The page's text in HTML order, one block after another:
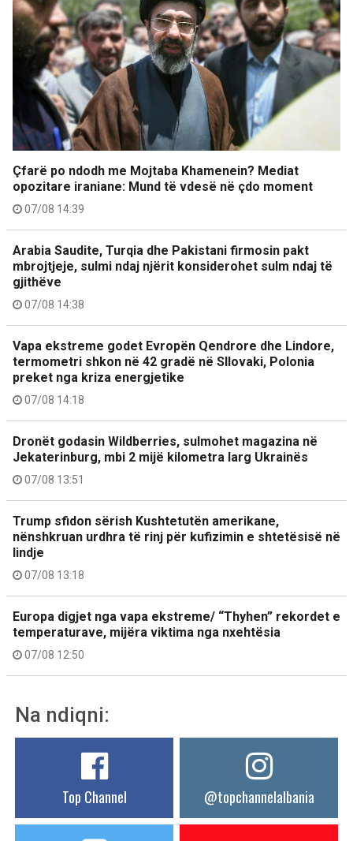
Çfarë po ndodh me Mojtaba Khamenein? Mediat
opozitare iraniane: Mund të vdesë në çdo moment
07/08 14:39
Arabia Saudite, Turqia dhe Pakistani firmosin pakt
mbrojtjeje, sulmi ndaj njërit konsiderohet sulm ndaj të
gjithëve
07/08 14:38
Vapa ekstreme godet Evropën Qendrore dhe Lindore,
termometri shkon në 42 gradë në Sllovaki, Polonia
preket nga kriza energjetike
07/08 14:18
Dronët godasin Wildberries, sulmohet magazina në
Jekaterinburg, mbi 2 mijë kilometra larg Ukrainës
07/08 13:51
Trump sfidon sërish Kushtetutën amerikane,
nënshkruan urdhra të rinj për kufizimin e shtetësisë në
lindje
07/08 13:18
Europa digjet nga vapa ekstreme/ “Thyhen” rekordet e
temperaturave, mijëra viktima nga nxehtësia
07/08 12:50
Na ndiqni:
Top Channel @topchannelalbania